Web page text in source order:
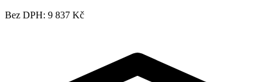
Bez DPH: 9 837 Kč